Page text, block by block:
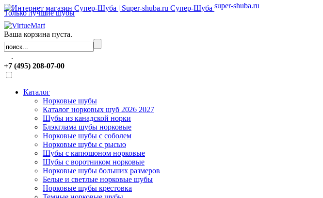
Супер-Шуба super-shuba.ru
Только лучшие шубы
Ваша корзина пуста.
.
+7 (495) 208-07-00
Каталог
Норковые шубы
Каталог норковых шуб 2026 2027
Шубы из канадской норки
Блэкглама шубы норковые
Норковые шубы с соболем
Норковые шубы с рысью
Шубы с капюшоном норковые
Шубы с воротником норковые
Норковые шубы больших размеров
Белые и светлые норковые шубы
Норковые шубы крестовка